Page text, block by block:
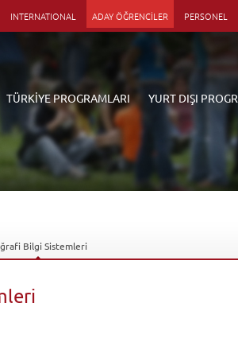
INTERNATIONAL ADAY ÖĞRENCİLER PERSONEL
TÜRKİYE PROGRAMLARI YURT DIŞI
Bilgi Sistemleri